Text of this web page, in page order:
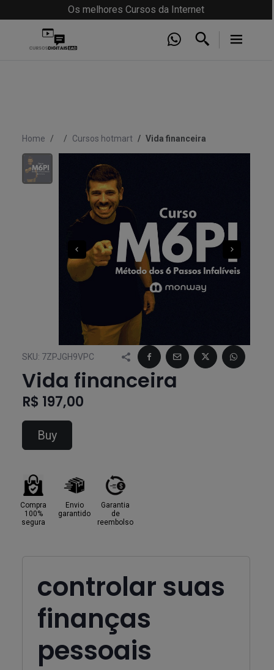
Os melhores Cursos da Internet
Home Cursos hotmart Vida financeira
SKU: 7ZPJGH9VPC
Vida financeira
R$ 197,00
Buy
Compra
100%
segura
Envio
garantido
Garantia
de
reembolso
controlar suas
finanças
pessoais